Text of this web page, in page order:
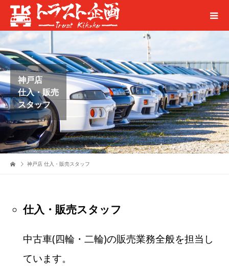
神戸店
仕入・販売
スタッフ
神戸店 仕入・販売スタッフ
仕入・販売スタッフ
中古車(四輪・二輪)の販売業務全般を担当し
ています。